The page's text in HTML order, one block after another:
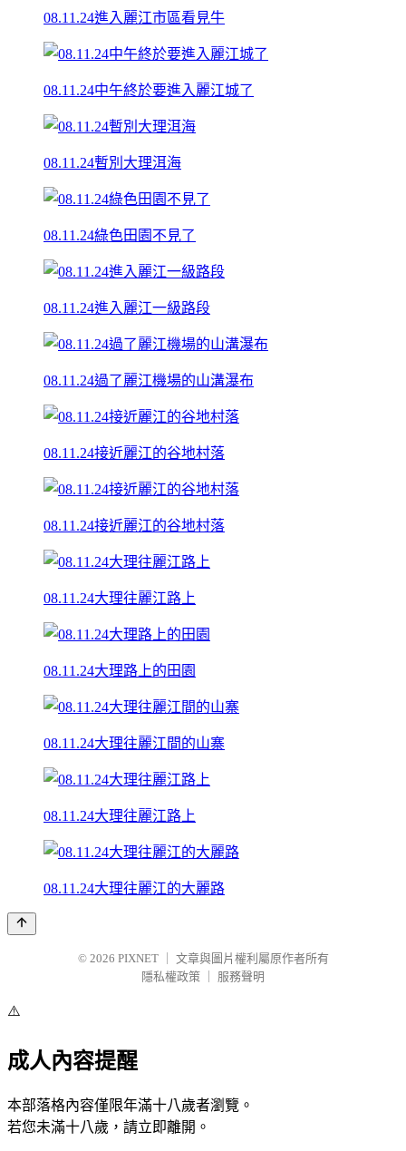
08.11.24進入麗江市區看見牛
08.11.24中午終於要進入麗江城了
08.11.24暫別大理洱海
08.11.24綠色田園不見了
08.11.24進入麗江一級路段
08.11.24過了麗江機場的山溝瀑布
08.11.24接近麗江的谷地村落
08.11.24接近麗江的谷地村落
08.11.24大理往麗江路上
08.11.24大理路上的田園
08.11.24大理往麗江間的山寨
08.11.24大理往麗江路上
08.11.24大理往麗江的大麗路
© 2026 PIXNET
文章與圖片權利屬原作者所有
隱私權政策
服務聲明
⚠️
成人內容提醒
本部落格內容僅限年滿十八歲者瀏覽。
若您未滿十八歲，請立即離開。